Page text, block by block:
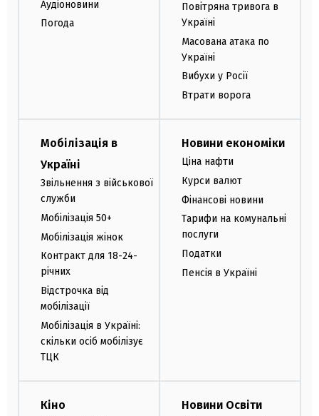
Аудіоновини
Погода
Повітряна тривога в
Україні
Масована атака по
Україні
Вибухи у Росії
Втрати ворога
Мобілізація в
Україні
Звільнення з військової
служби
Мобілізація 50+
Мобілізація жінок
Контракт для 18-24-
річних
Відстрочка від
мобілізації
Мобілізація в Україні:
скільки осіб мобілізує
ТЦК
Новини економіки
Ціна нафти
Курси валют
Фінансові новини
Тарифи на комунальні
послуги
Податки
Пенсія в Україні
Кіно Новини Освіти